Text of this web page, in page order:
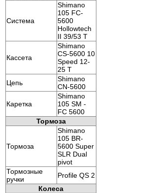
Система
Shimano
105 FC-
5600
Hollowtech
II 39/53 T
Кассета
Shimano
CS-5600 10
Speed 12-
25 T
Цепь
Shimano
CN-5600
Каретка
Shimano
105 SM -
FC 5600
Тормоза
Тормоза
Shimano
105 BR-
5600 Super
SLR Dual
pivot
Тормозные
ручки
Profile QS 2
Колеса